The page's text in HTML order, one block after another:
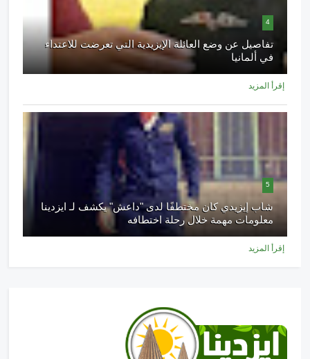
4
تفاصيل عن وضع العائلة الإيزيدية التي تعرضت للاعتداء
في ألمانيا
إقرأ المزيد
5
شاب إيزيدي كان مختطفًا لدى "داعش" يكشف لـ ايزدينا
معلومات مهمة خلال رحلة اختطافه
إقرأ المزيد